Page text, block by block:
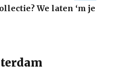
We laten ‘m je